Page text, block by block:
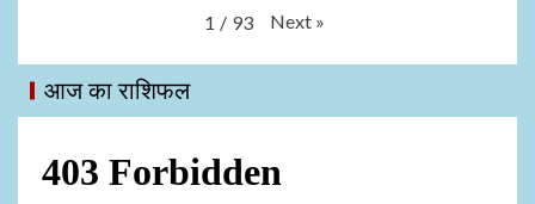
1 / 93 Next »
आज का राशिफल